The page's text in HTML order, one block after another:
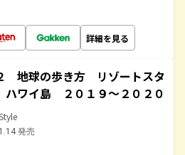
詳細を見る
地球の歩き方 リゾートスタ
ワイ島 ２０１９～２０２０
発売